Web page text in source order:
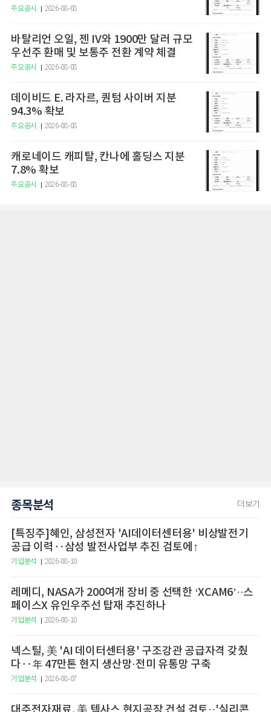
주요공시 2026-08-08
바탈리언 오일, 젠 IV와 1900만 달러 규모
우선주 환매 및 보통주 전환 계약 체결
주요공시 2026-08-08
데이비드 E. 라자르, 퀀텀 사이버 지분
94.3% 확보
주요공시 2026-08-08
캐로네이드 캐피탈, 칸나에 홀딩스 지분
7.8% 확보
주요공시 2026-08-08
종목분석 더보기
[특징주]혜인, 삼성전자 'AI데이터센터용' 비상발전기
공급 이력‥삼성 발전사업부 추진 검토에↑
기업분석 2026-08-10
레메디, NASA가 200여개 장비 중 선택한 ‘XCAM6’··스
페이스X 유인우주선 탑재 추진하나
기업분석 2026-08-10
넥스틸, 美 'AI 데이터센터용' 구조강관 공급자격 갖췄
다‥年 47만톤 현지 생산망·전미 유통망 구축
기업분석 2026-08-07